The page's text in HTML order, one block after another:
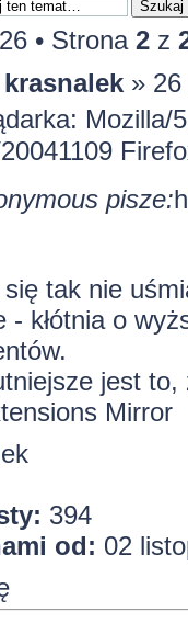
• Strona 2z
krasnalek» 26
Mozilla/
pisze:
tak nie
- kłótnia o
jest
Mirror
394
od: 02